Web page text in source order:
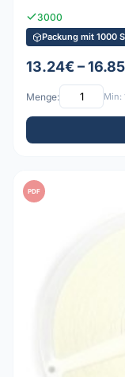
3000
Packung mit 1000
13.24€ –
Menge: Min:
PDF